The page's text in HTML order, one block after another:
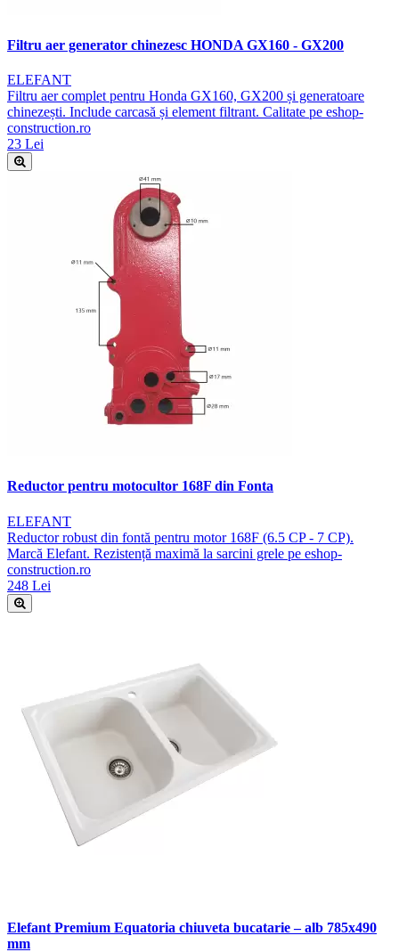
Filtru aer generator chinezesc HONDA GX160 - GX200
ELEFANT
Filtru aer complet pentru Honda GX160, GX200 și generatoare
chinezești. Include carcasă și element filtrant. Calitate pe eshop-
construction.ro
23 Lei
Reductor pentru motocultor 168F din Fonta
ELEFANT
Reductor robust din fontă pentru motor 168F (6.5 CP - 7 CP).
Marcă Elefant. Rezistență maximă la sarcini grele pe eshop-
construction.ro
248 Lei
Elefant Premium Equatoria chiuveta bucatarie – alb 785x490
mm